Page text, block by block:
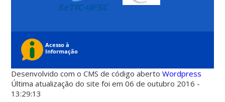
Desenvolvido com o CMS de código abertoWordpress
Última atualização do site foi em 06 de outubro 2016 -
13:29:13